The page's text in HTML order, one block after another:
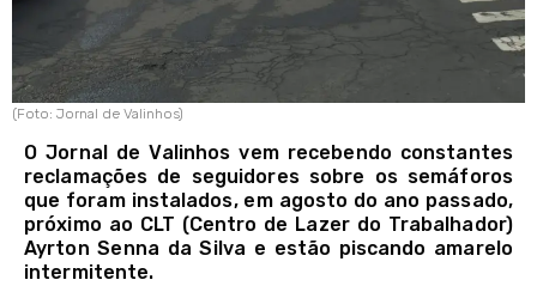
(Foto: Jornal de Valinhos)
O Jornal de Valinhos vem recebendo constantes
reclamações de seguidores sobre os semáforos
que foram instalados, em agosto do ano passado,
próximo ao CLT (Centro de Lazer do Trabalhador)
Ayrton Senna da Silva e estão piscando amarelo
intermitente.